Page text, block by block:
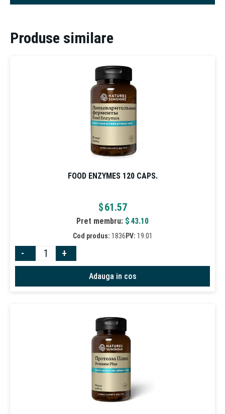
Produse similare
FOOD ENZYMES 120 CAPS.
$61.57
Pret membru: $ 43.10
Cod produs: 1836 PV: 19.01
- +
Adauga in cos